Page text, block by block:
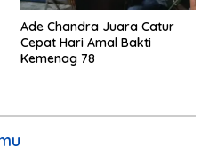
Ade Chandra Juara Catur
Cepat Hari Amal Bakti
Kemenag 78